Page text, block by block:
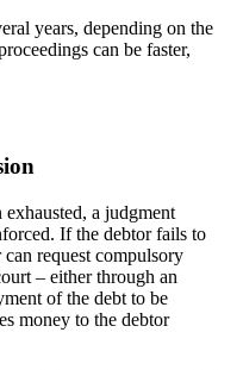
years, depending on the
can be faster,
a judgment
If the debtor fails to
request compulsory
– either through an
of the debt to be
money to the debtor